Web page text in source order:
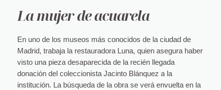
La mujer de acuarela
En uno de los museos más conocidos de la ciudad de
Madrid, trabaja la restauradora Luna, quien asegura haber
visto una pieza desaparecida de la recién llegada
donación del coleccionista Jacinto Blánquez a la
institución. La búsqueda de la obra se verá envuelta en la